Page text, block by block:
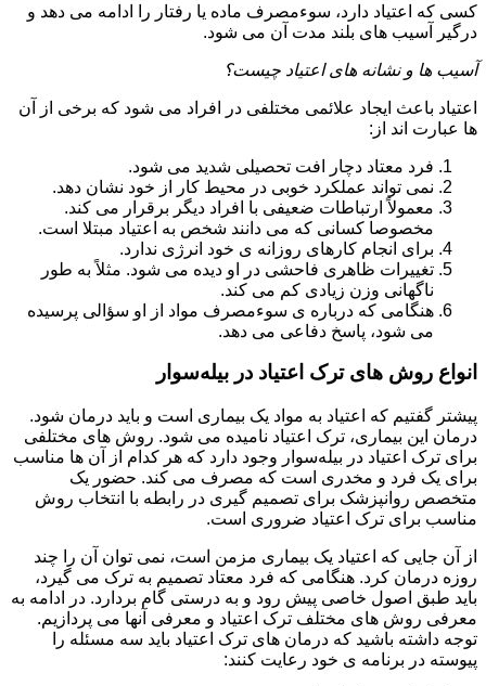
کسی که اعتیاد دارد، سوءمصرف ماده یا رفتار را ادامه می دهد و
درگیر آسیب های بلند مدت آن می شود.
آسیب ها و نشانه های اعتیاد چیست؟
اعتیاد باعث ایجاد علائمی مختلفی در افراد می شود که برخی از آن
ها عبارت اند از:
فرد معتاد دچار افت تحصیلی شدید می شود.
نمی تواند عملکرد خوبی در محیط کار از خود نشان دهد.
معمولاً ارتباطات ضعیفی با افراد دیگر برقرار می کند.
مخصوصا کسانی که می دانند شخص به اعتیاد مبتلا است.
برای انجام کارهای روزانه ی خود انرژی ندارد.
تغییرات ظاهری فاحشی در او دیده می شود. مثلاً به طور
ناگهانی وزن زیادی کم می کند.
هنگامی که درباره ی سوءمصرف مواد از او سؤالی پرسیده
می شود، پاسخ دفاعی می دهد.
انواع روش های ترک اعتیاد در بیله‌سوار
پیشتر گفتیم که اعتیاد به مواد یک بیماری است و باید درمان شود.
درمان این بیماری، ترک اعتیاد نامیده می شود. روش های مختلفی
برای ترک اعتیاد در بیله‌سوار وجود دارد که هر کدام از آن ها مناسب
برای یک فرد و مخدری است که مصرف می کند. حضور یک
متخصص روانپزشک برای تصمیم گیری در رابطه با انتخاب روش
مناسب برای ترک اعتیاد ضروری است.
از آن جایی که اعتیاد یک بیماری مزمن است، نمی توان آن را چند
روزه درمان کرد. هنگامی که فرد معتاد تصمیم به ترک می گیرد،
باید طبق اصول خاصی پیش رود و به درستی گام بردارد. در ادامه به
معرفی روش های مختلف ترک اعتیاد و معرفی آنها می پردازیم.
توجه داشته باشید که درمان های ترک اعتیاد باید سه مسئله را
پیوسته در برنامه ی خود رعایت کنند: